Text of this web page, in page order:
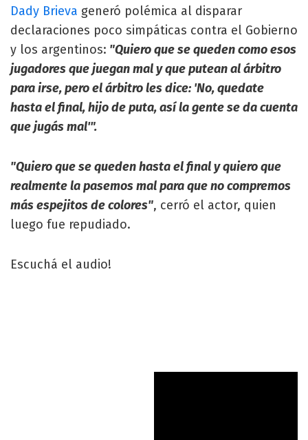
Dady Brieva generó polémica al disparar
declaraciones poco simpáticas contra el Gobierno
y los argentinos: "Quiero que se queden como esos
jugadores que juegan mal y que putean al árbitro
para irse, pero el árbitro les dice: 'No, quedate
hasta el final, hijo de puta, así la gente se da cuenta
que jugás mal'".
"Quiero que se queden hasta el final y quiero que
realmente la pasemos mal para que no compremos
más espejitos de colores", cerró el actor, quien
luego fue repudiado.
Escuchá el audio!